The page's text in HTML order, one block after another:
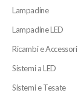
Lampadine
Lampadine LED
Ricambi e Accessori
Sistemi a LED
Sistemi e Tesate